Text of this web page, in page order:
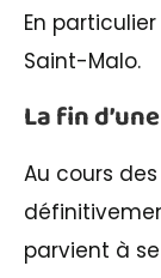
En
Saint-Malo.
La fin
Au cours
parvient à